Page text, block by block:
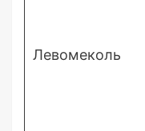
Левомеколь